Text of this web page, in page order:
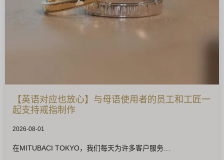
【英语对应也放心】与母语使用者的员工和工匠一
起支持戒指制作
2026-08-01
在MITUBACI TOKYO，我们每天为许多客户服务